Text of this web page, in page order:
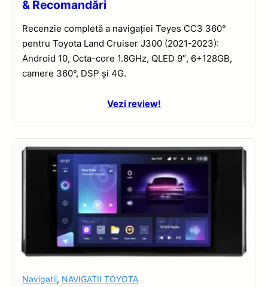
& Recomandări
Recenzie completă a navigației Teyes CC3 360°
pentru Toyota Land Cruiser J300 (2021-2023):
Android 10, Octa-core 1.8GHz, QLED 9″, 6+128GB,
camere 360°, DSP și 4G.
Vezi review!
Navigatii, NAVIGATII TOYOTA